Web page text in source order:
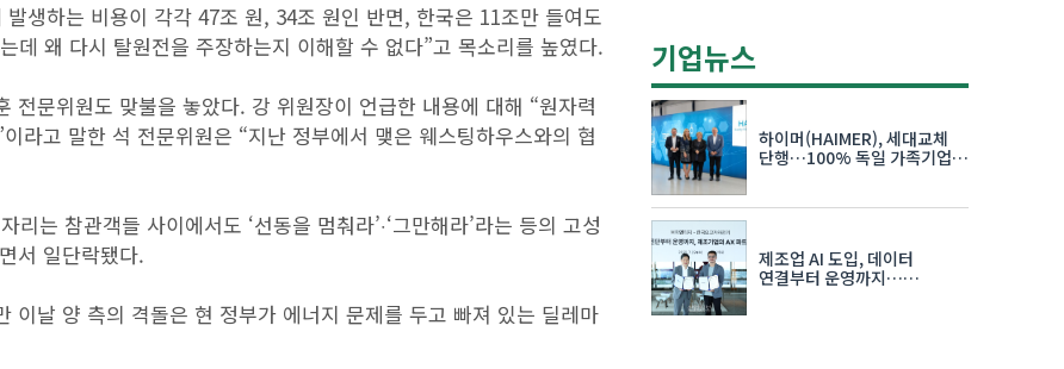
생하는 비용이 각각 47조 원, 34조 원인 반면, 한국은 11조만 들여도
데 왜 다시 탈원전을 주장하는지 이해할 수 없다”고 목소리를 높였다.
전문위원도 맞불을 놓았다. 강 위원장이 언급한 내용에 대해 “원자력
라고 말한 석 전문위원은 “지난 정부에서 맺은 웨스팅하우스와의 협
는 참관객들 사이에서도 ‘선동을 멈춰라’‧‘그만해라’라는 등의 고성
서 일단락됐다.
이날 양 측의 격돌은 현 정부가 에너지 문제를 두고 빠져 있는 딜레마
08.19~08.21
K-PRINT
08.19~08.22
자율주행모빌리티산업전
08.25~08.27
차세대 반도체 패키징 산업전
08.26~08.28 수원컨벤션센터
기업뉴스
하이머(HAIMER), 세대교체
단행…100% 독일 가족기업
제조업 AI 도입, 데이터
연결부터 운영까지…